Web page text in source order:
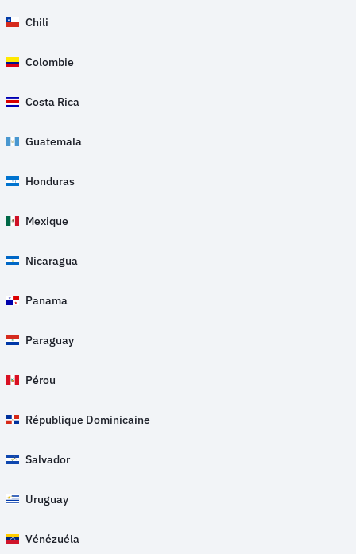
Chili
Colombie
Costa Rica
Guatemala
Honduras
Mexique
Nicaragua
Panama
Paraguay
Pérou
République Dominicaine
Salvador
Uruguay
Vénézuéla